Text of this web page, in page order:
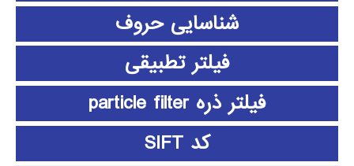
شناسایی حروف
فیلتر تطبیقی
فیلتر ذره particle filter
کد SIFT